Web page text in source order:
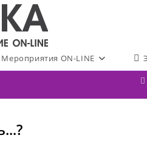
Мероприятия ON-LINE